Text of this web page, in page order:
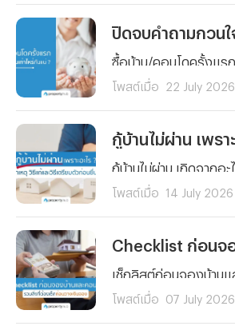
โพสต์เมื่อ 22 July 2026
โพสต์เมื่อ 14 July 2026
โพสต์เมื่อ 07 July 2026